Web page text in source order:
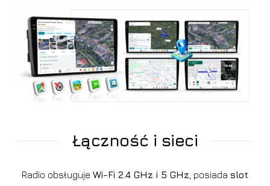
Łączność i sieci
Radio obsługuje Wi-Fi 2.4 GHz i 5 GHz , posiada slot